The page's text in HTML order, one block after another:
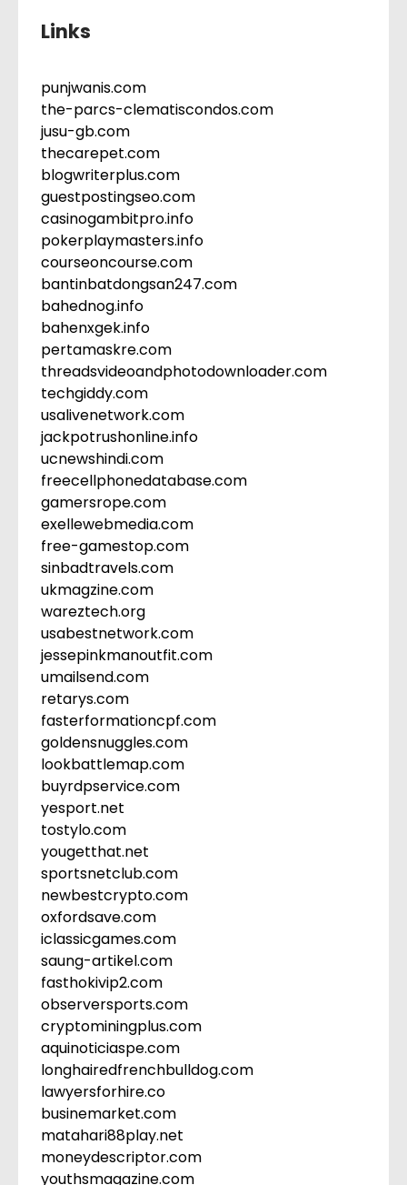
Links
punjwanis.com
the-parcs-clematiscondos.com
jusu-gb.com
thecarepet.com
blogwriterplus.com
guestpostingseo.com
casinogambitpro.info
pokerplaymasters.info
courseoncourse.com
bantinbatdongsan247.com
bahednog.info
bahenxgek.info
pertamaskre.com
threadsvideoandphotodownloader.com
techgiddy.com
usalivenetwork.com
jackpotrushonline.info
ucnewshindi.com
freecellphonedatabase.com
gamersrope.com
exellewebmedia.com
free-gamestop.com
sinbadtravels.com
ukmagzine.com
wareztech.org
usabestnetwork.com
jessepinkmanoutfit.com
umailsend.com
retarys.com
fasterformationcpf.com
goldensnuggles.com
lookbattlemap.com
buyrdpservice.com
yesport.net
tostylo.com
yougetthat.net
sportsnetclub.com
newbestcrypto.com
oxfordsave.com
iclassicgames.com
saung-artikel.com
fasthokivip2.com
observersports.com
cryptominingplus.com
aquinoticiaspe.com
longhairedfrenchbulldog.com
lawyersforhire.co
businemarket.com
matahari88play.net
moneydescriptor.com
youthsmagazine.com